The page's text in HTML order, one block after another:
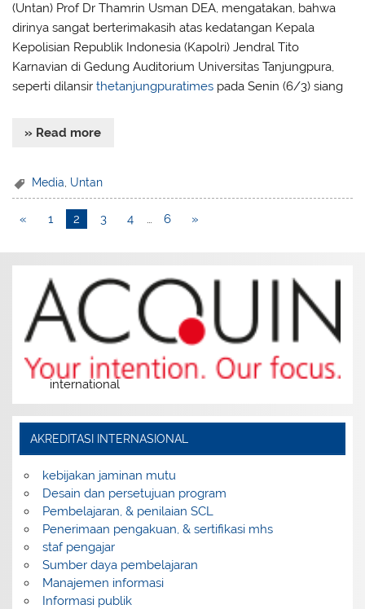
(Untan) Prof Dr Thamrin Usman DEA, mengatakan, bahwa
dirinya sangat berterimakasih atas kedatangan Kepala
Kepolisian Republik Indonesia (Kapolri) Jendral Tito
Karnavian di Gedung Auditorium Universitas Tanjungpura,
seperti dilansirthetanjungpuratimes pada Senin (6/3) siang
» Read more
Media Untan
« 1 2 3 4 … 6 »
international
AKREDITASI INTERNASIONAL
kebijakan jaminan mutu
Desain dan persetujuan program
Pembelajaran, & penilaian SCL
Penerimaan pengakuan, & sertifikasi mhs
staf pengajar
Sumber daya pembelajaran
Manajemen informasi
Informasi publik